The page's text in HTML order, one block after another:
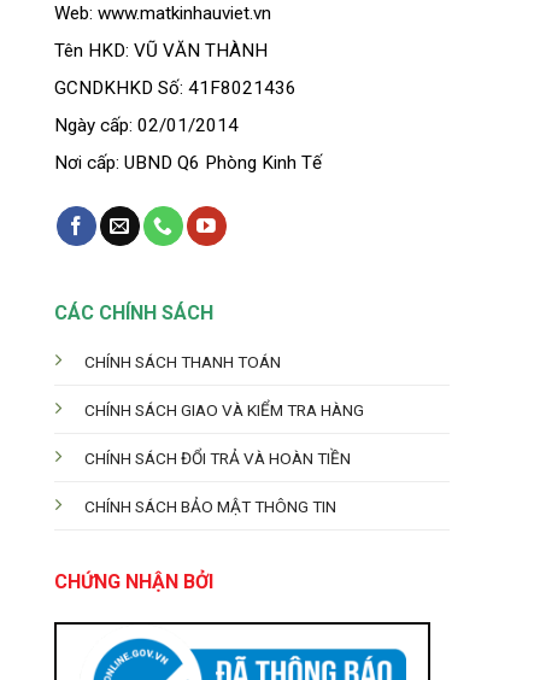
Web: www.matkinhauviet.vn
Tên HKD: VŨ VĂN THÀNH
GCNDKHKD Số: 41F8021436
Ngày cấp: 02/01/2014
Nơi cấp: UBND Q6 Phòng Kinh Tế
CÁC CHÍNH SÁCH
CHÍNH SÁCH THANH TOÁN
CHÍNH SÁCH GIAO VÀ KIỂM TRA HÀNG
CHÍNH SÁCH ĐỔI TRẢ VÀ HOÀN TIỀN
CHÍNH SÁCH BẢO MẬT THÔNG TIN
CHỨNG NHẬN BỞI